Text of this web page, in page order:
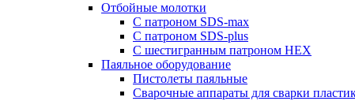
Отбойные молотки
С патроном SDS-max
С патроном SDS-plus
С шестигранным патроном HEX
Паяльное оборудование
Пистолеты паяльные
Сварочные аппараты для сварки